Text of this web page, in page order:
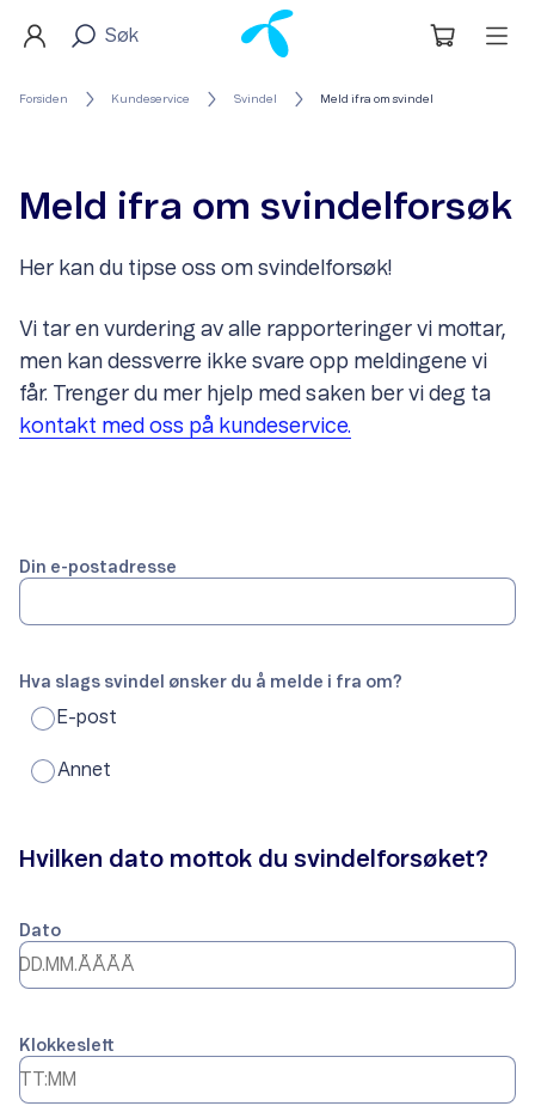
Forsiden Kundeservice Svindel Meld ifra om svindel
Meld ifra om svindelforsøk
Her kan du tipse oss om svindelforsøk!
Vi tar en vurdering av alle rapporteringer vi mottar,
men kan dessverre ikke svare opp meldingene vi
får. Trenger du mer hjelp med saken ber vi deg ta
kontakt med oss på kundeservice.
Din e-postadresse
Hva slags svindel ønsker du å melde i fra om?
E-post
Annet
Hvilken dato mottok du svindelforsøket?
Dato
Klokkeslett